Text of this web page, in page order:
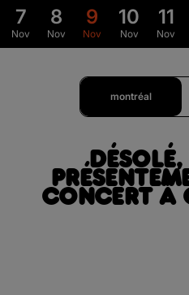
montréal
CONCERT À
7
Nov
8
Nov
9
Nov
10
Nov
11
Nov